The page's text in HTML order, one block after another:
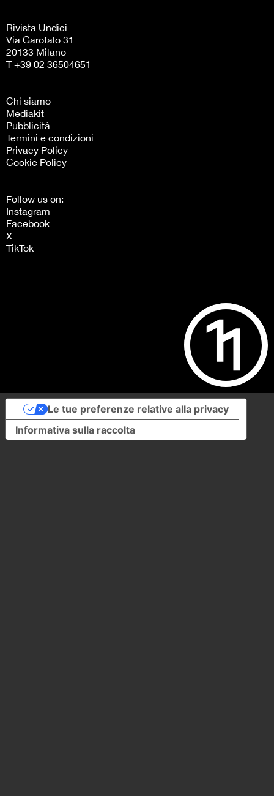
Rivista Undici
Via Garofalo 31
20133 Milano
T +39 02 36504651
Chi siamo
Mediakit
Pubblicità
Termini e condizioni
Privacy Policy
Cookie Policy
Follow us on:
Instagram
Facebook
X
TikTok
Informativa sulla raccolta
Le tue preferenze relative alla privacy